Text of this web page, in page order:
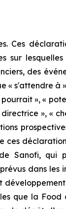
Ces
sur
des
s'attendre à
», «
», «
ces
Sanofi,
dans
que la